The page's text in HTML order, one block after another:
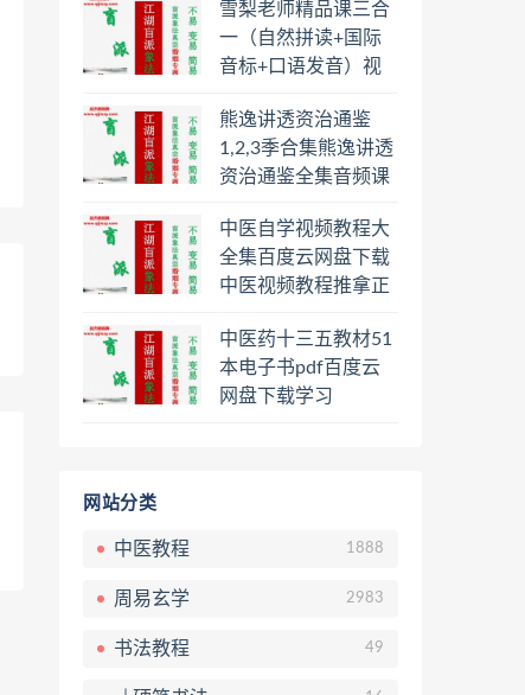
盘下载学习
雪梨老师精品课三合
一（自然拼读+国际
音标+口语发音）视
载学习
熊逸讲透资治通鉴
1,2,3季合集熊逸讲透
资治通鉴全集音频课
一二三辑合集百度云
网盘下载学习
中医自学视频教程大
全集百度云网盘下载
中医视频教程推拿正
经络脉诊面诊舌诊手
诊私密终身会员百度
网盘共享群
中医药十三五教材51
本电子书pdf百度云
网盘下载学习
网站分类
中医教程 1888
周易玄学 2983
书法教程 49